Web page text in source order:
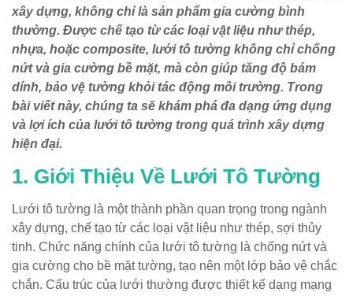
xây dựng, không chỉ là sản phẩm gia cường bình
thường. Được chế tạo từ các loại vật liệu như thép,
nhựa, hoặc composite, lưới tô tường không chỉ chống
nứt và gia cường bề mặt, mà còn giúp tăng độ bám
dính, bảo vệ tường khỏi tác động môi trường. Trong
bài viết này, chúng ta sẽ khám phá đa dạng ứng dụng
và lợi ích của lưới tô tường trong quá trình xây dựng
hiện đại.
1. Giới Thiệu Về Lưới Tô Tường
Lưới tô tường là một thành phần quan trọng trong ngành
xây dựng, chế tạo từ các loại vật liệu như thép, sợi thủy
tinh. Chức năng chính của lưới tô tường là chống nứt và
gia cường cho bề mặt tường, tạo nên một lớp bảo vệ chắc
chắn. Cấu trúc của lưới thường được thiết kế dạng mạng